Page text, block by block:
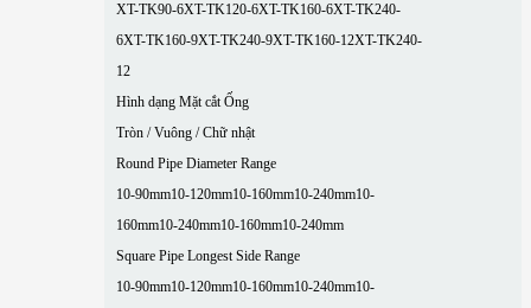
XT-TK90-6XT-TK120-6XT-TK160-6XT-TK240-
6XT-TK160-9XT-TK240-9XT-TK160-12XT-TK240-
12
Hình dạng Mặt cắt Ống
Tròn / Vuông / Chữ nhật
Round Pipe Diameter Range
10-90mm10-120mm10-160mm10-240mm10-
160mm10-240mm10-160mm10-240mm
Square Pipe Longest Side Range
10-90mm10-120mm10-160mm10-240mm10-